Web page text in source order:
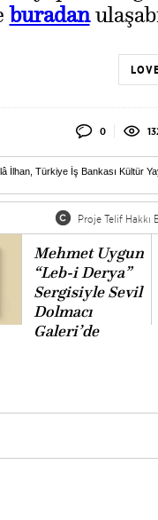
buradan
0
İlhan Türkiye İş Bankası Kültür
Proje Telif Hakkı
Mehmet Uygun
“Leb-i Derya”
Sergisiyle Sevil
Dolmacı
Galeri’de